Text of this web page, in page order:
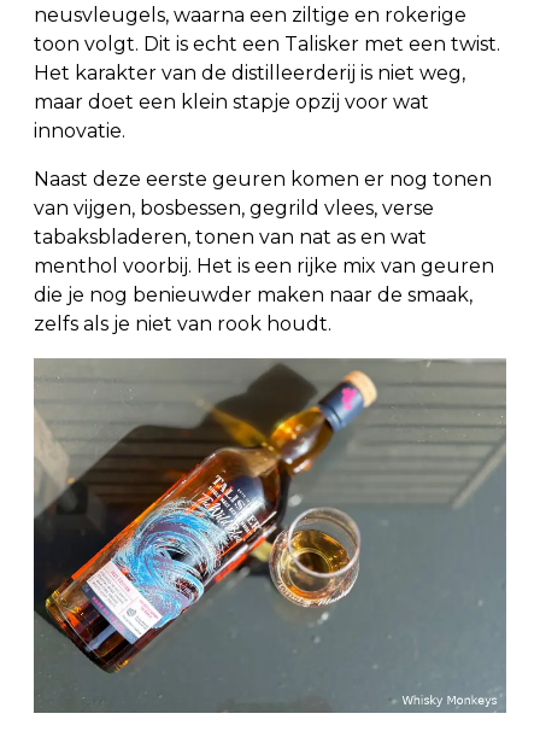
neusvleugels, waarna een ziltige en rokerige
toon volgt. Dit is echt een Talisker met een twist.
Het karakter van de distilleerderij is niet weg,
maar doet een klein stapje opzij voor wat
innovatie.
Naast deze eerste geuren komen er nog tonen
van vijgen, bosbessen, gegrild vlees, verse
tabaksbladeren, tonen van nat as en wat
menthol voorbij. Het is een rijke mix van geuren
die je nog benieuwder maken naar de smaak,
zelfs als je niet van rook houdt.